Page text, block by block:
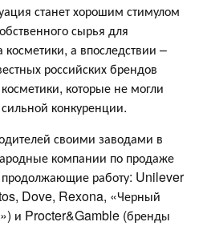
станет хорошим стимулом
сырья для
косметики, а впоследствии –
российских брендов
которые не могли
конкуренции.
своими заводами в
компании по продаже
продолжающие работу: Unilever
Dove, Rexona, «Черный
и Procter&Gamble (бренды